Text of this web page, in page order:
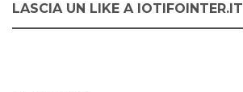
LASCIA UN LIKE A IOTIFOINTER.IT